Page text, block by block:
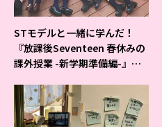
STモデルと一緒に学んだ！
『放課後Seventeen 春休みの
課外授業 -新学期準備編-』イ